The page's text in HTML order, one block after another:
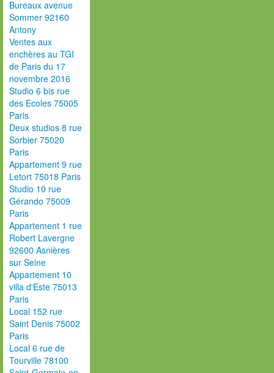
Bureaux avenue
Sommer 92160
Antony
Ventes aux
enchères au TGI
de Paris du 17
novembre 2016
Studio 6 bis rue
des Ecoles 75005
Paris
Deux studios 8 rue
Sorbier 75020
Paris
Appartement 9 rue
Letort 75018 Paris
Studio 10 rue
Gérando 75009
Paris
Appartement 1 rue
Robert Lavergne
92600 Asnières
sur Seine
Appartement 10
villa d'Este 75013
Paris
Local 152 rue
Saint Denis 75002
Paris
Local 6 rue de
Tourville 78100